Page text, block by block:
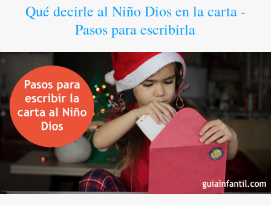
Qué decirle al Niño Dios en la carta -
Pasos para escribirla